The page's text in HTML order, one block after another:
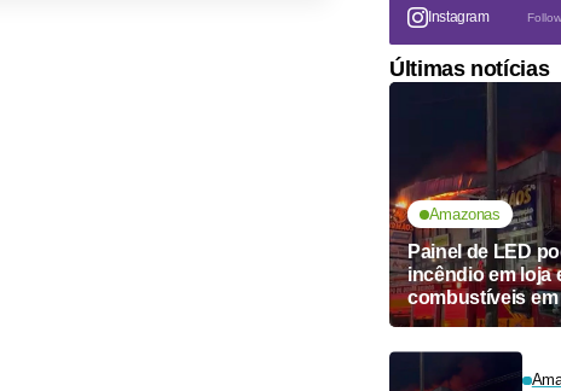
Instagram
Últimas notícias
Amazonas
Painel de LED
incêndio em loja
combustíveis em